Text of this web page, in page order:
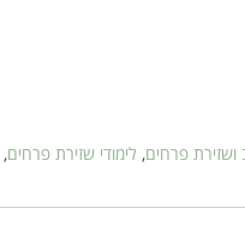
ושזירת פרחים, לימודי שזירת פרחים,